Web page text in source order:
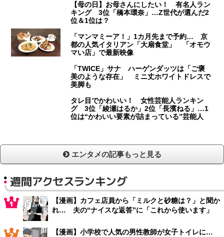
【母の日】お母さんにしたい！ 有名人ラン
キング 3位「橋本環奈」…Z世代が選んだ2
位＆1位は？
「マンマミーア！」1カ月先まで予約… 京
都の人気イタリアン「大扇食堂」 「オモウ
マい店」で最新映像
「TWICE」サナ ハーゲンダッツは「ご褒
美のような存在」 ミニ丈ホワイトドレスで
美脚も
タレ目でかわいい！ 女性芸能人ランキン
グ 3位「綾瀬はるか」2位「長濱ねる」…1
位は“かわいい要素が詰まっている”芸能人
エンタメの記事もっと見る
週間アクセスランキング
【漫画】カフェ店員から「ミルクと砂糖は？」と聞か
れ… 夫の“ナイスな返答”に「これから使います」
【漫画】小学校で人気の男性教師が女子トイレに…